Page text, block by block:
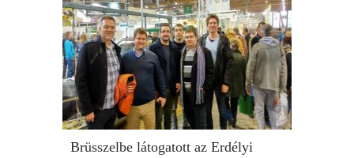
Brüsszelbe látogatott az Erdélyi